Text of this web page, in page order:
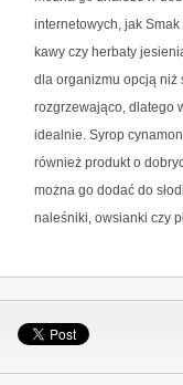
internetowych, jak
kawy czy herbaty
dla organizmu opcją niż
rozgrzewająco, dlatego
idealnie. Syrop
również produkt o
można go dodać do
naleśniki, owsianki czy